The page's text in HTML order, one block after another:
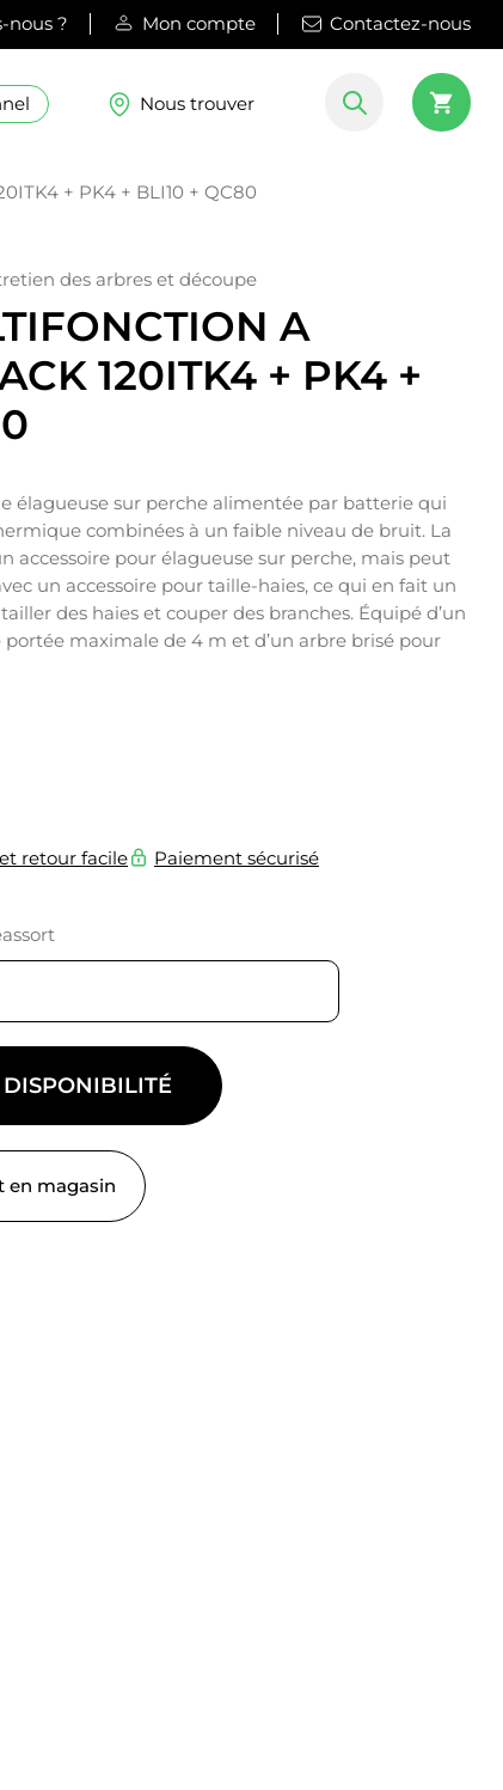
nous ? Mon compte Contactez-nous
Nous trouver
+ PK4 + BLI10 + QC80
des arbres et découpe
A
120ITK4 + PK4 +
élagueuse sur perche alimentée par batterie qui
combinées à un faible niveau de bruit. La
accessoire pour élagueuse sur perche, mais peut
un accessoire pour taille-haies, ce qui en fait un
des haies et couper des branches. Équipé d’un
maximale de 4 m et d’un arbre brisé pour
retour facile Paiement sécurisé
DISPONIBILITÉ
en magasin